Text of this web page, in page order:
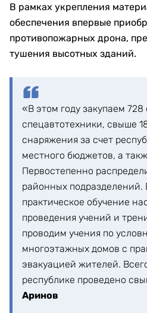
В рамках укрепления
обеспечения впервые
противопожарных дрона,
тушения высотных зданий.
«В этом году закупаем
спецавтотехники, свыше
снаряжения за счет
местного бюджетов, а
Первостепенно
районных подразделений.
практическое обучение
проведения учений и
проводим учения по
многоэтажных домов с
эвакуацией жителей.
республике проведено
Аринов